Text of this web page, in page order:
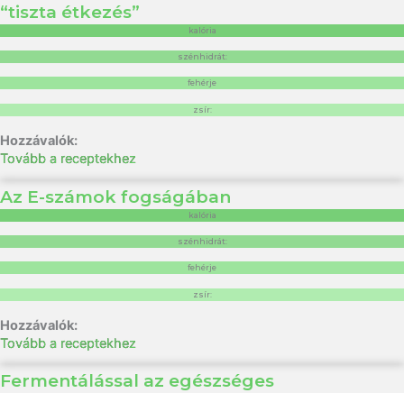
“tiszta étkezés”
kalória
szénhidrát:
fehérje
zsír:
Tovább a receptekhez
Az E-számok fogságában
kalória
szénhidrát:
fehérje
zsír:
Tovább a receptekhez
Fermentálással az egészséges